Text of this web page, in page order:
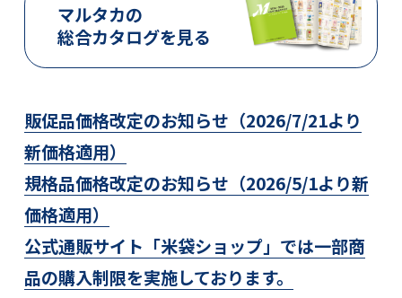
マルタカの
総合カタログを見る
販促品価格改定のお知らせ（2026/7/21より
新価格適用）
規格品価格改定のお知らせ（2026/5/1より新
価格適用）
公式通販サイト「米袋ショップ」では一部商
品の購入制限を実施しております。